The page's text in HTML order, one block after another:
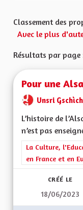
Classement des
Avec le plus
Résultats par page
Pour une
Unsri
L’histoire de
n’est pas
Filtrer les
La Culture,
en France et en
CRÉÉ LE
18/06/2023